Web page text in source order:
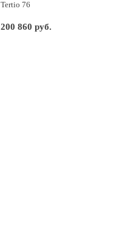
Tertio 76
200 860 руб.